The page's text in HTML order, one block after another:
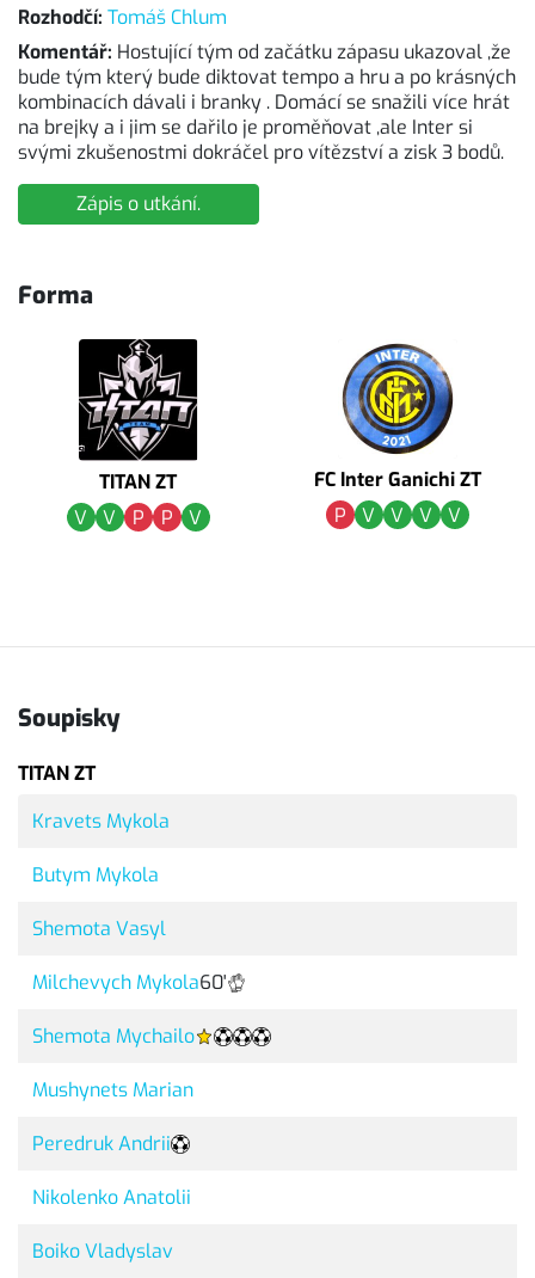
Rozhodčí: Tomáš Chlum
Komentář: Hostující tým od začátku zápasu ukazoval ,že
bude tým který bude diktovat tempo a hru a po krásných
kombinacích dávali i branky . Domácí se snažili více hrát
na brejky a i jim se dařilo je proměňovat ,ale Inter si
svými zkušenostmi dokráčel pro vítězství a zisk 3 bodů.
Zápis o utkání.
Forma
TITAN ZT
V
V P P V
FC Inter Ganichi ZT
P
V V V V
Soupisky
TITAN ZT
Kravets Mykola
Butym Mykola
Shemota Vasyl
Milchevych Mykola60'
Shemota Mychailo
Mushynets Marian
Peredruk Andrii
Nikolenko Anatolii
Boiko Vladyslav